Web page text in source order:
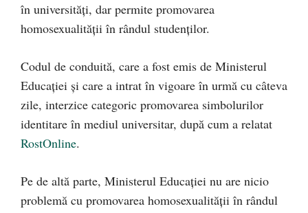
în universități, dar permite promovarea
homosexualității în rândul studenților.
Codul de conduită, care a fost emis de Ministerul
Educației și care a intrat în vigoare în urmă cu câteva
zile, interzice categoric promovarea simbolurilor
identitare în mediul universitar, după cum a relatat
RostOnline.
Pe de altă parte, Ministerul Educației nu are nicio
problemă cu promovarea homosexualității în rândul